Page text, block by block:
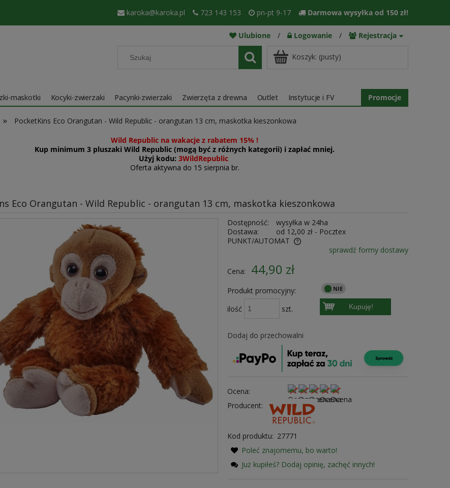
karoka@karoka.pl 723 143 153 pn-pt 9-17 Darmowa wysyłka od 150 zł!
Ulubione / Logowanie / Rejestracja
Koszyk: (pusty)
maskotki Kocyki-zwierzaki Pacynki-zwierzaki Zwierzęta z drewna Outlet Instytucje i FV Promocje
» PocketKins Eco Orangutan - Wild Republic - orangutan 13 cm, maskotka kieszonkowa
Wild Republic na wakacje z rabatem 15% !
Kup minimum 3 pluszaki Wild Republic (mogą być z różnych kategorii) i zapłać mniej.
Użyj kodu: 3WildRepublic
Oferta aktywna do 15 sierpnia br.
Eco Orangutan - Wild Republic - orangutan 13 cm, maskotka kieszonkowa
Dostępność:
wysyłka w 24ha
Dostawa:
od 12,00 zł - Pocztex
PUNKT/AUTOMAT
Cena nie zawiera ewentualnych kosztów
sprawdź formy dostawy
Cena: 44,90 zł
Produkt promocyjny:
ilość
szt. Kupuję!
Dodaj do przechowalni
Ocena:
Producent:
Kod produktu: 27771
Poleć znajomemu, bo warto!
Już kupiłeś? Dodaj opinię, zachęć innych!